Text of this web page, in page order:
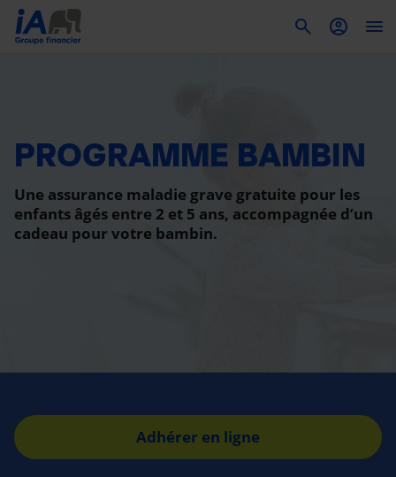
PROGRAMME BAMBIN
Une assurance maladie grave gratuite pour les
enfants âgés entre 2 et 5 ans, accompagnée d’un
cadeau pour votre bambin.
Adhérer en ligne